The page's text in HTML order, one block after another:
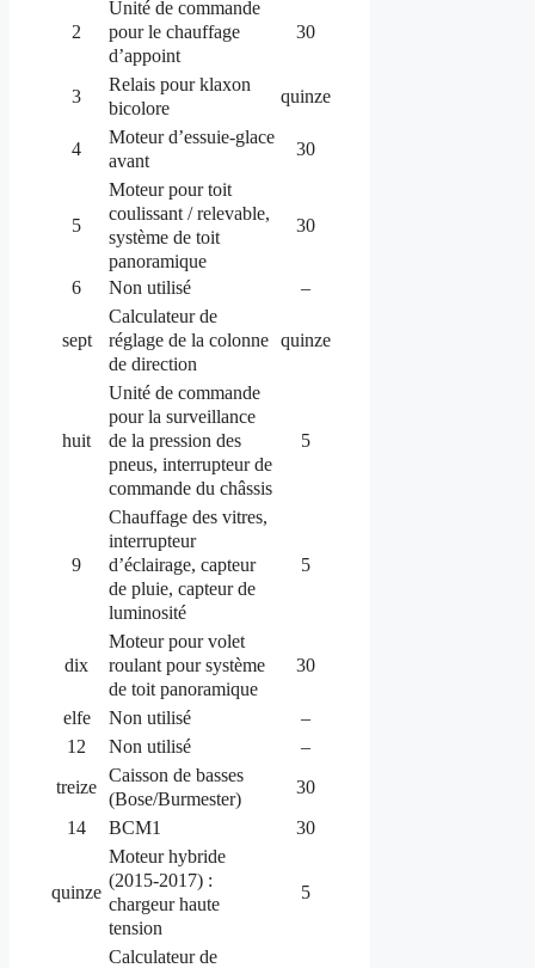
2
Unité de commande
pour le chauffage
d’appoint
30
3
Relais pour klaxon
bicolore
quinze
4
Moteur d’essuie-glace
avant
30
5
Moteur pour toit
coulissant / relevable,
système de toit
panoramique
30
6 Non utilisé –
sept
Calculateur de
réglage de la colonne
de direction
quinze
huit
Unité de commande
pour la surveillance
de la pression des
pneus, interrupteur de
commande du châssis
5
9
Chauffage des vitres,
interrupteur
d’éclairage, capteur
de pluie, capteur de
luminosité
5
dix
Moteur pour volet
roulant pour système
de toit panoramique
30
elfe Non utilisé
–
12
Non utilisé
–
treize
Caisson de basses
(Bose/Burmester)
30
14
BCM1 30
quinze
Moteur hybride
(2015-2017) :
chargeur haute
tension
5
Calculateur de